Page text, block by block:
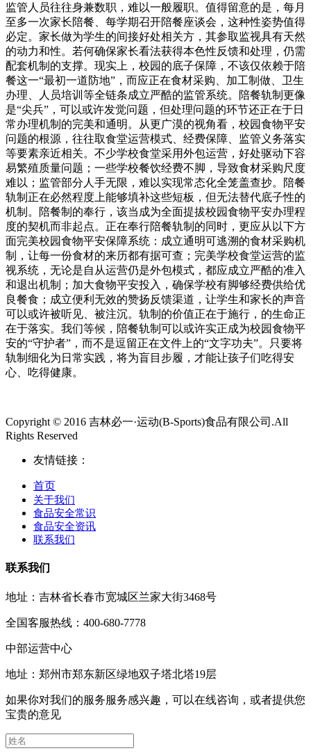
监管人员往往身兼数职，难以一般履职。值得留意的是，每月
至多一次家长陪餐、每学期召开陪餐座谈会，这种性姿势值得
必定。家长做为学生的间接好处相关方，其参取监视具有天然
的动力和性。若何确保家长看法获得本色性反馈和处理，仍需
配套机制的支撑。现实上，校园的底子保障，不该仅依赖于陪
餐这一“最初一道防地”，而应正在食材采购、加工制做、卫生
办理、人员培训等全链条成立严酷的监管系统。陪餐轨制更像
是“尖兵”，可以或许发觉问题，但处理问题的环节还正在于日
常办理机制的完美和通明。从更广漠的视角看，校园食物平安
问题的根源，往往取食堂运营模式、经费保障、监管义务落实
等要素亲近相关。不少学校食堂采用外包运营，好处驱动下容
易繁殖质量问题；一些学校餐饮经费不脚，导致食材采购尺度
难以；监管部分人手无限，难以实现常态化全笼盖查抄。陪餐
轨制正在必然程度上能够填补这些短板，但无法替代底子性的
机制。陪餐制的奉行，该当成为全面提拔校园食物平安办理程
度的契机而非起点。正在奉行陪餐轨制的同时，更应从以下方
面完美校园食物平安保障系统：成立通明可逃溯的食材采购机
制，让每一份食材的来历都有据可查；完美学校食堂运营的监
视系统，无论是自从运营仍是外包模式，都应成立严酷的准入
和退出机制；加大食物平安投入，确保学校有脚够经费供给优
良餐食；成立便利无效的赞扬反馈渠道，让学生和家长的声音
可以或许被听见、被注沉。轨制的价值正在于施行，的生命正
在于落实。我们等候，陪餐轨制可以或许实正成为校园食物平
安的“守护者”，而不是逗留正在文件上的“文字功夫”。只要将
轨制细化为日常实践，将为盲目步履，才能让孩子们吃得安
心、吃得健康。
Copyright © 2016 吉林必一·运动(B-Sports)食品有限公司.All
Rights Reserved
友情链接：
首页
关于我们
食品安全常识
食品安全资讯
联系我们
联系我们
地址：吉林省长春市宽城区兰家大街3468号
全国客服热线：400-680-7778
中部运营中心
地址：郑州市郑东新区绿地双子塔北塔19层
如果你对我们的服务服务感兴趣，可以在线咨询，或者提供您
宝贵的意见